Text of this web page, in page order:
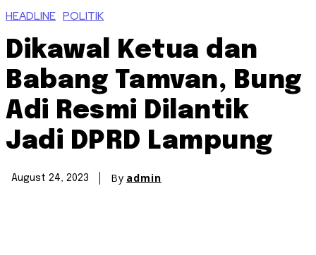
HEADLINE POLITIK
Dikawal Ketua dan
Babang Tamvan, Bung
Adi Resmi Dilantik
Jadi DPRD Lampung
August 24, 2023 By admin